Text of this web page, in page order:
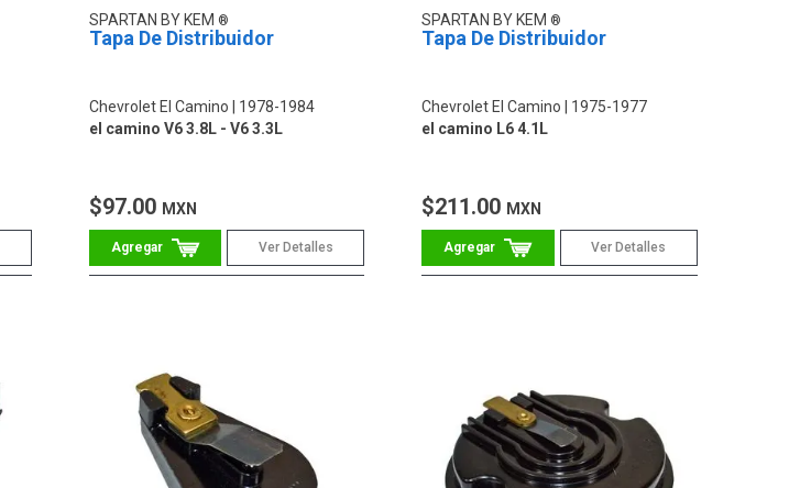
SPARTAN BY KEM
Tapa De Distribuidor
Chevrolet El Camino
1978-1984
el camino V6 3.8L - V6 3.3L
$97.00 MXN
Ver Detalles
SPARTAN BY KEM
Tapa De Distribuidor
Chevrolet El Camino
1975-1977
el camino L6 4.1L
$211.00 MXN
Ver Detalles